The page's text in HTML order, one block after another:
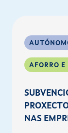
AFORRO
NAS